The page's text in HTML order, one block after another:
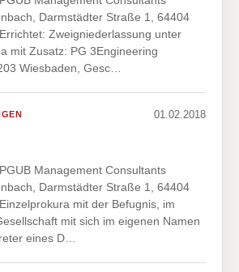
Darmstädter Straße 1, 64404
Zweigniederlassung unter
mit Zusatz: PG 3Engineering
Wiesbaden, Gesc…
01.02.2018
Management Consultants
Darmstädter Straße 1, 64404
mit der Befugnis, im
mit sich im eigenen Namen
eines D…